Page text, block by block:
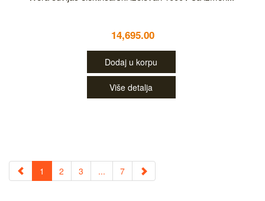
14,695.00
Dodaj u korpu
Više detalja
1 2 3 ... 7